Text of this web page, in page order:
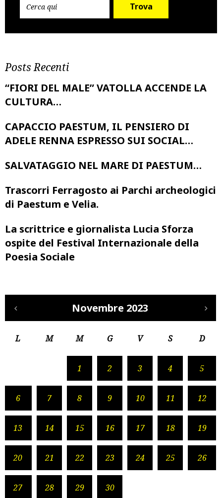
Trova
Posts Recenti
“FIORI DEL MALE” VATOLLA ACCENDE LA
CULTURA…
CAPACCIO PAESTUM, IL PENSIERO DI
ADELE RENNA ESPRESSO SUI SOCIAL…
SALVATAGGIO NEL MARE DI PAESTUM…
Trascorri Ferragosto ai Parchi archeologici
di Paestum e Velia.
La scrittrice e giornalista Lucia Sforza
ospite del Festival Internazionale della
Poesia Sociale
Novembre 2023
L M M G V S D
1 2 3 4 5
6 7 8 9 10 11 12
13 14 15 16 17 18 19
20 21 22 23 24 25 26
27 28 29 30